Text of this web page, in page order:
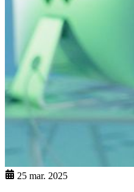
25 mar. 2025